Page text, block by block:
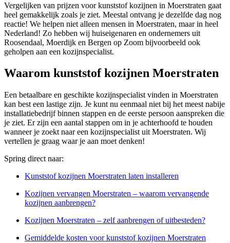
Vergelijken van prijzen voor kunststof kozijnen in Moerstraten gaat
heel gemakkelijk zoals je ziet. Meestal ontvang je dezelfde dag nog
reactie! We helpen niet alleen mensen in Moerstraten, maar in heel
Nederland! Zo hebben wij huiseigenaren en ondernemers uit
Roosendaal, Moerdijk en Bergen op Zoom bijvoorbeeld ook
geholpen aan een kozijnspecialist.
Waarom kunststof kozijnen Moerstraten
Een betaalbare en geschikte kozijnspecialist vinden in Moerstraten
kan best een lastige zijn. Je kunt nu eenmaal niet bij het meest nabije
installatiebedrijf binnen stappen en de eerste persoon aanspreken die
je ziet. Er zijn een aantal stappen om in je achterhoofd te houden
wanneer je zoekt naar een kozijnspecialist uit Moerstraten. Wij
vertellen je graag waar je aan moet denken!
Spring direct naar:
Kunststof kozijnen Moerstraten laten installeren
Kozijnen vervangen Moerstraten – waarom vervangende
kozijnen aanbrengen?
Kozijnen Moerstraten – zelf aanbrengen of uitbesteden?
Gemiddelde kosten voor kunststof kozijnen Moerstraten